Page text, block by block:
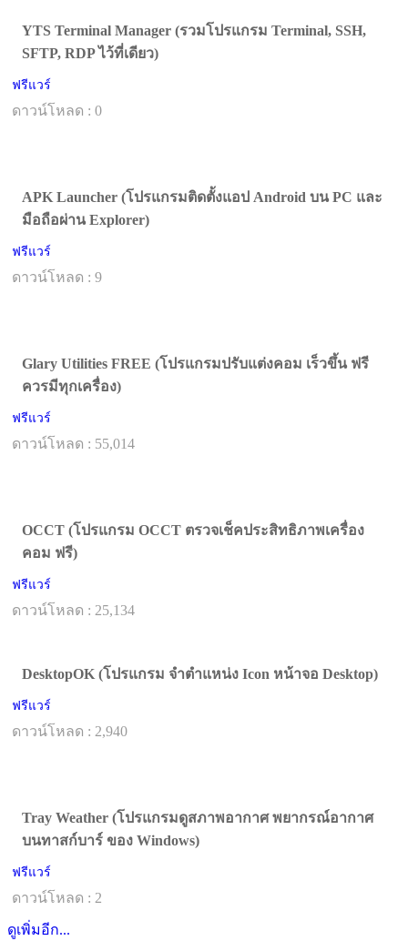
YTS Terminal Manager (รวมโปรแกรม Terminal, SSH,
SFTP, RDP ไว้ที่เดียว)
ฟรีแวร์
ดาวน์โหลด : 0
APK Launcher (โปรแกรมติดตั้งแอป Android บน PC และ
มือถือผ่าน Explorer)
ฟรีแวร์
ดาวน์โหลด : 9
Glary Utilities FREE (โปรแกรมปรับแต่งคอม เร็วขึ้น ฟรี
ควรมีทุกเครื่อง)
ฟรีแวร์
ดาวน์โหลด : 55,014
OCCT (โปรแกรม OCCT ตรวจเช็คประสิทธิภาพเครื่อง
คอม ฟรี)
ฟรีแวร์
ดาวน์โหลด : 25,134
DesktopOK (โปรแกรม จำตำแหน่ง Icon หน้าจอ Desktop)
ฟรีแวร์
ดาวน์โหลด : 2,940
Tray Weather (โปรแกรมดูสภาพอากาศ พยากรณ์อากาศ
บนทาสก์บาร์ ของ Windows)
ฟรีแวร์
ดาวน์โหลด : 2
ดูเพิ่มอีก...